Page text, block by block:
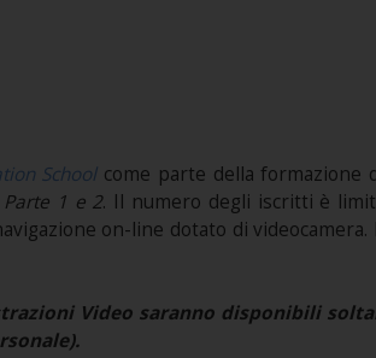
Schoolcome parte della formazione
1 e 2. Il numero degli iscritti è
on-line dotato di
Video saranno disponibili